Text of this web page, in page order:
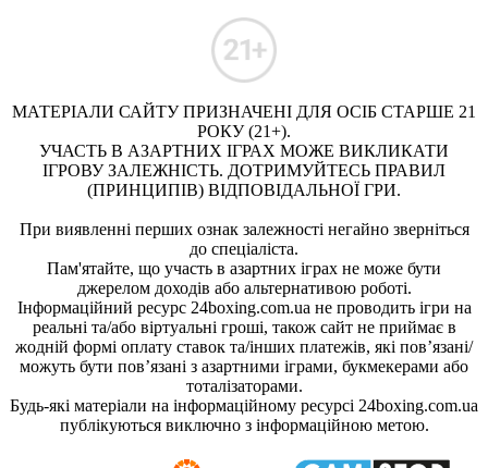
МАТЕРІАЛИ САЙТУ ПРИЗНАЧЕНІ ДЛЯ ОСІБ СТАРШЕ 21
РОКУ (21+).
УЧАСТЬ В АЗАРТНИХ ІГРАХ МОЖЕ ВИКЛИКАТИ
ІГРОВУ ЗАЛЕЖНІСТЬ. ДОТРИМУЙТЕСЬ ПРАВИЛ
(ПРИНЦИПІВ) ВІДПОВІДАЛЬНОЇ ГРИ.
При виявленні перших ознак залежності негайно зверніться
до спеціаліста.
Пам'ятайте, що участь в азартних іграх не може бути
джерелом доходів або альтернативою роботі.
Інформаційний ресурс 24boxing.com.ua не проводить ігри на
реальні та/або віртуальні гроші, також сайт не приймає в
жодній формі оплату ставок та/інших платежів, які пов’язані/
можуть бути пов’язані з азартними іграми, букмекерами або
тоталізаторами.
Будь-які матеріали на інформаційному ресурсі 24boxing.com.ua
публікуються виключно з інформаційною метою.